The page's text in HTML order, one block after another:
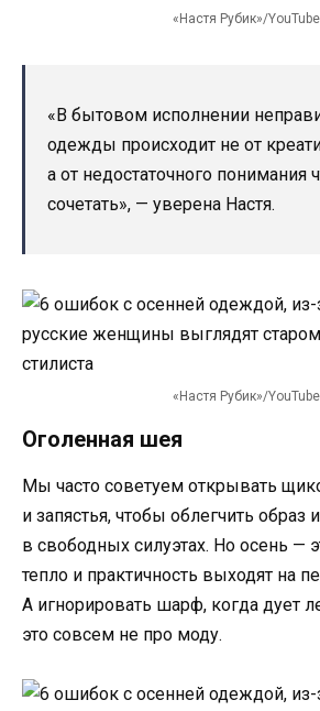
«Настя Рубик»/YouTube
«В бытовом исполнении
одежды происходит не от
а от недостаточного понимания
сочетать», — уверена Настя.
«Настя Рубик»/YouTube
Оголенная шея
Мы часто советуем открывать
и запястья, чтобы облегчить образ
в свободных силуэтах. Но осень —
тепло и практичность выходят на
А игнорировать шарф, когда дует
это совсем не про моду.